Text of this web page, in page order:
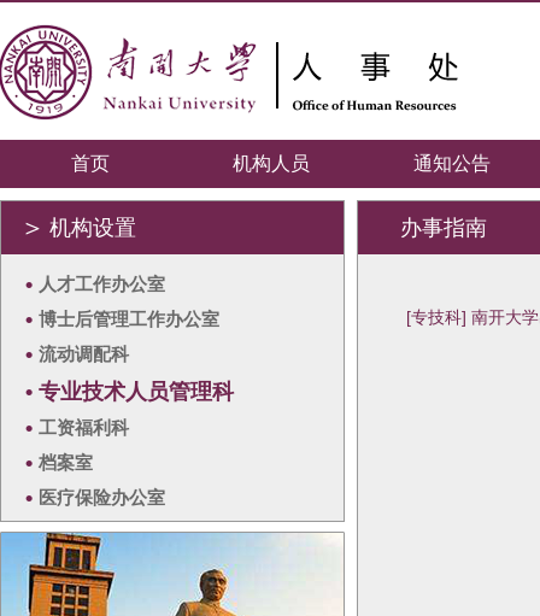
首页 机构人员 通知公告
＞ 机构设置
• 人才工作办公室
• 博士后管理工作办公室
• 流动调配科
• 专业技术人员管理科
• 工资福利科
• 档案室
• 医疗保险办公室
办事指南
[专技科] 南开大